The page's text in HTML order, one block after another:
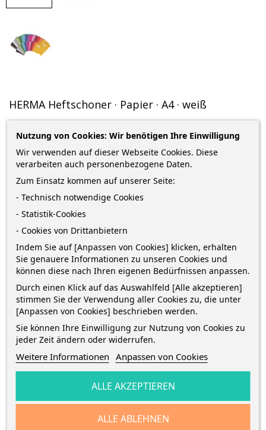
HERMA Heftschoner · Papier · A4 · weiß
0,98 €
zzgl. Versandkosten * Lieferung in 2-5 Werktagen*
Menge
IN DEN WARENKORB 0

BESCHREIBUNG
ARTIKELDETAILS
Nutzung von Cookies: Wir benötigen Ihre Einwilligung
Wir verwenden auf dieser Webseite Cookies. Diese
verarbeiten auch personenbezogene Daten.
Zum Einsatz kommen auf unserer Seite:
- Technisch notwendige Cookies
- Statistik-Cookies
- Cookies von Drittanbietern
Indem Sie auf [Anpassen von Cookies] klicken, erhalten
Sie genauere Informationen zu unseren Cookies und
können diese nach Ihren eigenen Bedürfnissen anpassen.
Durch einen Klick auf das Auswahlfeld [Alle akzeptieren]
stimmen Sie der Verwendung aller Cookies zu, die unter
[Anpassen von Cookies] beschrieben werden.
Sie können Ihre Einwilligung zur Nutzung von Cookies zu
jeder Zeit ändern oder widerrufen.
Weitere Informationen Anpassen von Cookies
ALLE ABLEHNEN
ALLE AKZEPTIEREN